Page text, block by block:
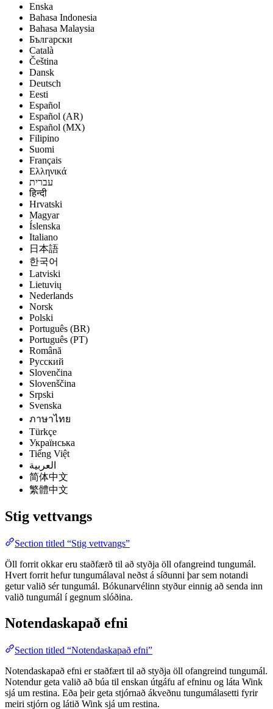
Enska
Bahasa Indonesia
Bahasa Malaysia
Български
Català
Čeština
Dansk
Deutsch
Eesti
Español
Español (AR)
Español (MX)
Filipino
Suomi
Français
Ελληνικά
עברית
हिन्दी
Hrvatski
Magyar
Íslenska
Italiano
日本語
한국어
Latviski
Lietuvių
Nederlands
Norsk
Polski
Português (BR)
Português (PT)
Română
Русский
Slovenčina
Slovenščina
Srpski
Svenska
ภาษาไทย
Türkçe
Українська
Tiếng Việt
العربية
简体中文
繁體中文
Stig vettvangs
Section titled “Stig vettvangs”
Öll forrit okkar eru staðfærð til að styðja öll ofangreind tungumál.
Hvert forrit hefur tungumálaval neðst á síðunni þar sem notandi
getur valið sér tungumál. Bókunarvélinn styður einnig að senda inn
valið tungumál í gegnum slóðina.
Notendaskapað efni
Section titled “Notendaskapað efni”
Notendaskapað efni er staðfært til að styðja öll ofangreind tungumál.
Notendur geta valið að búa til enskan útgáfu af efninu og láta Wink
sjá um restina. Eða þeir geta stjórnað ákveðnu tungumálasetti fyrir
meiri stjórn og látið Wink sjá um restina.